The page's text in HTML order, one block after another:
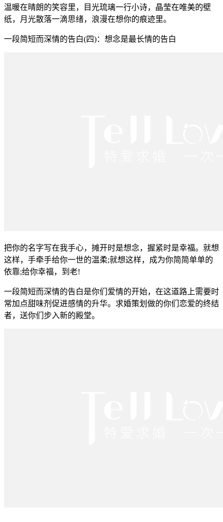
温暖在晴朗的笑容里，目光琉璃一行小诗，晶莹在唯美的壁
纸，月光散落一滴思绪，浪漫在想你的痕迹里。
一段简短而深情的告白(四)：想念是最长情的告白
把你的名字写在我手心，摊开时是想念，握紧时是幸福。就想
这样，手牵手给你一世的温柔;就想这样，成为你简简单单的
依靠;给你幸福，到老!
一段简短而深情的告白是你们爱情的开始，在这道路上需要时
常加点甜味剂促进感情的升华。求婚策划做的你们恋爱的终结
者，送你们步入新的殿堂。